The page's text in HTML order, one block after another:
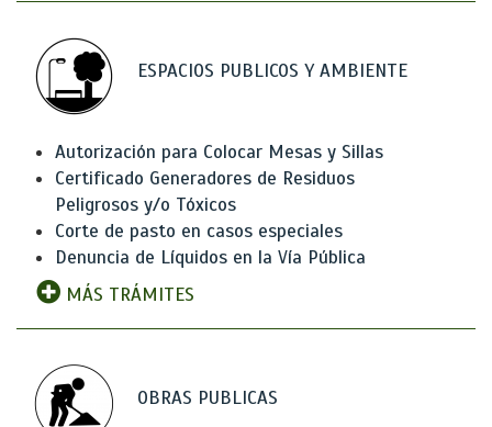
ESPACIOS PUBLICOS Y AMBIENTE
Autorización para Colocar Mesas y Sillas
Certificado Generadores de Residuos
Peligrosos y/o Tóxicos
Corte de pasto en casos especiales
Denuncia de Líquidos en la Vía Pública
MÁS TRÁMITES
OBRAS PUBLICAS